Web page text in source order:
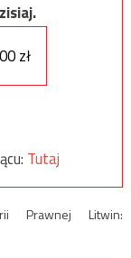
zł
Tutaj
Prawnej Litwin: